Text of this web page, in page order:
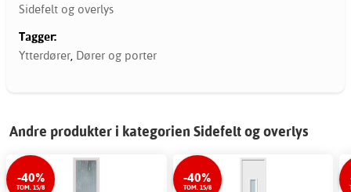
Sidefelt og overlys
Tagger:
Ytterdører, Dører og porter
Andre produkter i kategorien Sidefelt og overlys
-40%
TOM. 15/8
-40%
TOM. 15/8